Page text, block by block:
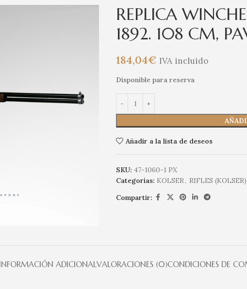
REPLICA
1892. 108 CM,
184,04€ IVA incluido
Disponible para reserva
Añadir a la lista de deseos
SKU: 47-1060-1 PX
Categorías: KOLSER, RIFLES (KOLSER)
Compartir:
INFORMACIÓN ADICIONALVALORACIONES (0)CONDICIONES DE